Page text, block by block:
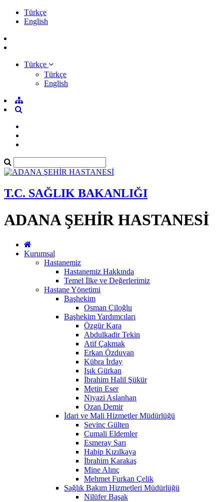
Türkçe
English
Türkçe
Türkçe
English
T.C. SAĞLIK BAKANLIĞI
ADANA ŞEHİR HASTANESİ
Kurumsal
Hastanemiz
Hastanemiz Hakkında
Temel İlke ve Değerlerimiz
Hastane Yönetimi
Başhekim
Osman Çiloğlu
Başhekim Yardımcıları
Özgür Kara
Abdulkadir Tekin
Atif Çakmak
Erkan Özduvan
Kübra İrday
Işık Gürkan
İbrahim Halil Şükür
Metin Eser
Niyazi Aslanhan
Ozan Demir
İdari ve Mali Hizmetler Müdürlüğü
Sevinç Gülten
Cumali Eldemler
Esmeray Sarı
Habip Kızılkaya
İbrahim Karakaş
Mine Alınç
Mehmet Furkan Çelik
Sağlık Bakım Hizmetleri Müdürlüğü
Nilüfer Başak